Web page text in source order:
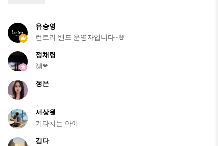
유승영
런트리 밴드 운영자입니다~🤘
정채령
🙌❤
정은
서상원
기타치는 아이
김다